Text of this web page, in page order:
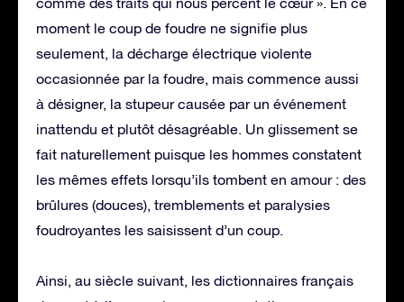
moment le coup de foudre ne signifie plus
seulement, la décharge électrique violente
occasionnée par la foudre, mais commence aussi
à désigner, la stupeur causée par un événement
inattendu et plutôt désagréable. Un glissement se
fait naturellement puisque les hommes constatent
les mêmes effets lorsqu’ils tombent en amour : des
brûlures (douces), tremblements et paralysies
foudroyantes les saisissent d’un coup.
Ainsi, au siècle suivant, les dictionnaires français